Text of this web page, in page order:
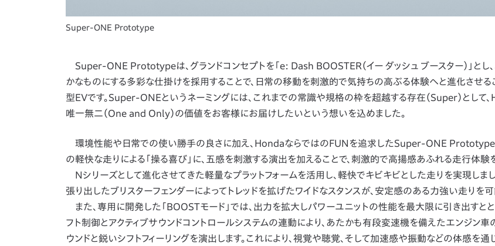
Super-ONE Prototype
Super-ONE Prototypeは、グランドコンセプトを「e: Dash BOOSTER（イー ダッシュ ブースター）」とし
かなものにする多彩な仕掛けを採用することで、日常の移動を刺激的で気持ちの高ぶる体験へと進化させる
型EVです。Super-ONEというネーミングには、これまでの常識や規格の枠を超越する存在（Super）として
唯一無二（One and Only）の価値をお客様にお届けしたいという想いを込めました。
環境性能や日常での使い勝手の良さに加え、HondaならではのFUNを追求したSuper-ONE Prototype
の軽快な走りによる「操る喜び」に、五感を刺激する演出を加えることで、刺激的で高揚感あふれる走行体験
Nシリーズとして進化させてきた軽量なプラットフォームを活用し、軽快でキビキビとした走りを実現しまし
張り出したブリスターフェンダーによってトレッドを拡げたワイドなスタンスが、安定感のある力強い走りを可
また、専用に開発した「BOOSTモード」では、出力を拡大しパワーユニットの性能を最大限に引き出すと
フト制御とアクティブサウンドコントロールシステムの連動により、あたかも有段変速機を備えたエンジン車
ウンドと鋭いシフトフィーリングを演出します。これにより、視覚や聴覚、そして加速感や振動などの体感を通